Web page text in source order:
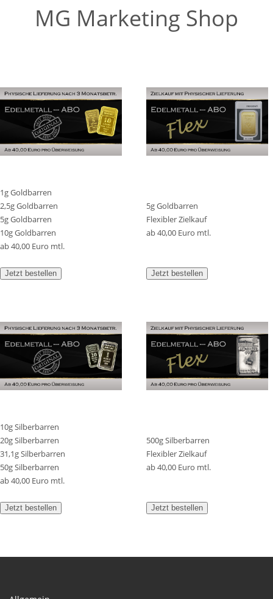
MG Marketing Shop
1g Goldbarren
2,5g Goldbarren
5g Goldbarren
10g Goldbarren
ab 40,00 Euro mtl.
5g Goldbarren
Flexibler Zielkauf
ab 40,00 Euro mtl.
Jetzt bestellen Jetzt bestellen
10g Silberbarren
20g Silberbarren
31,1g Silberbarren
50g Silberbarren
ab 40,00 Euro mtl.
500g Silberbarren
Flexibler Zielkauf
ab 40,00 Euro mtl.
Jetzt bestellen Jetzt bestellen